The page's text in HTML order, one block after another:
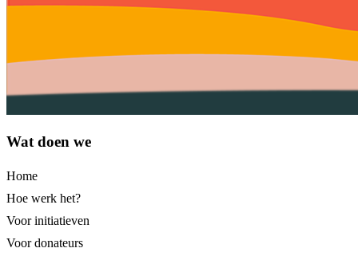
Wat doen we
Home
Hoe werk het?
Voor initiatieven
Voor donateurs